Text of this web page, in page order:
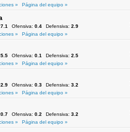
»
Página del equipo »
Ofensiva: 0.4 Defensiva: 2.9
»
Página del equipo »
Ofensiva: 0.1 Defensiva: 2.5
»
Página del equipo »
Ofensiva: 0.3 Defensiva: 3.2
»
Página del equipo »
Ofensiva: 0.2 Defensiva: 3.2
»
Página del equipo »